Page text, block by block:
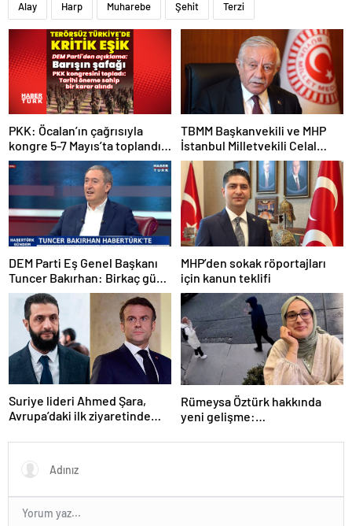
Alay Harp Muharebe Şehit Terzi
PKK: Öcalan’ın çağrısıyla
kongre 5-7 Mayıs’ta toplandı!
Tarihi bir karar alındı!
TBMM Başkanvekili ve MHP
İstanbul Milletvekili Celal
Adan: Kan ve kin devri
kapanmıştır
DEM Parti Eş Genel Başkanı
Tuncer Bakırhan: Birkaç gün
içerisinde kongre kararları
açıklanacak
MHP’den sokak röportajları
için kanun teklifi
Suriye lideri Ahmed Şara,
Avrupa’daki ilk ziyaretinde
Rümeysa Öztürk hakkında
yeni gelişme:
geciktirilmemesini istedi